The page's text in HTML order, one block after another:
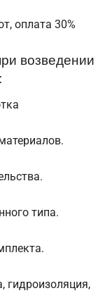
оплата 30%
возведении
типа.
гидроизоляция,